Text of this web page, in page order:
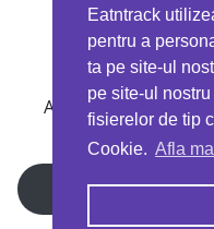
Eatntrack
pentru a
ta pe site-ul
pe site-ul
fisierelor de tip
Cookie. Afla
Copyright © 2026 EAT &
Ai 40%reducere la